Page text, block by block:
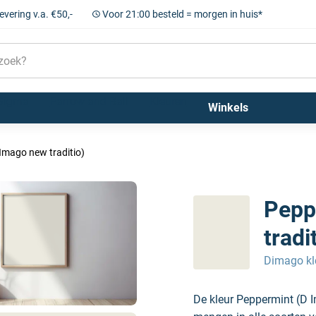
v.a. €50,- Voor 21:00 besteld = morgen in huis*
Winkels
new traditio)
Dimago
De kleur Peppermint (D